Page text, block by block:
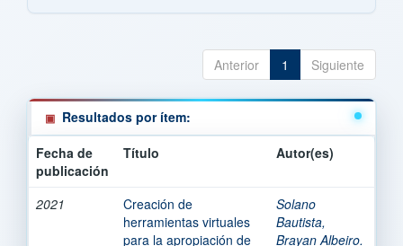
Anterior 1 Siguiente
Resultados por ítem:
Fecha de
publicación
Título Autor(es)
2021
Creación de
herramientas virtuales
para la apropiación de
Solano
Bautista,
Brayan Albeiro.